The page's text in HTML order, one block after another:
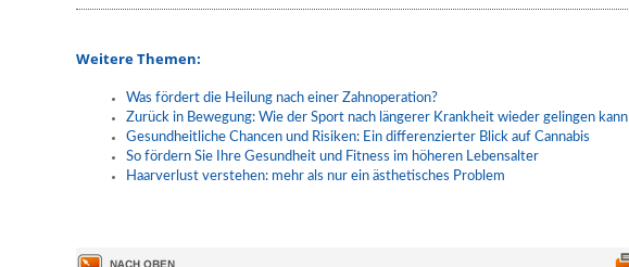
Weitere Themen:
Was fördert die Heilung nach einer Zahnoperation?
Zurück in Bewegung: Wie der Sport nach längerer Krankheit wieder gelingen kann
Gesundheitliche Chancen und Risiken: Ein differenzierter Blick auf Cannabis
So fördern Sie Ihre Gesundheit und Fitness im höheren Lebensalter
Haarverlust verstehen: mehr als nur ein ästhetisches Problem